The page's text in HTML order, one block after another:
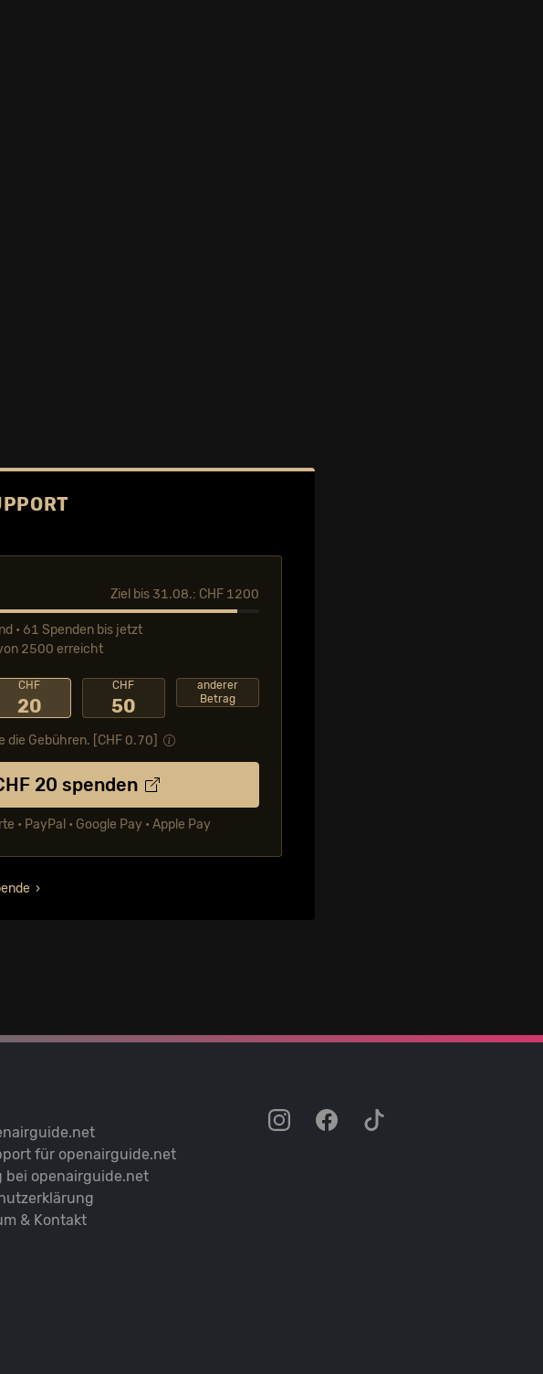
Ziel bis 31.08.: CHF 1200
• 61 Spenden bis jetzt
2500 erreicht
CHF
20
CHF
50
anderer
Betrag
die Gebühren. [CHF0.70
20 spenden
• PayPal • Google Pay • Apple Pay
für openairguide.net
bei openairguide.net
& Kontakt